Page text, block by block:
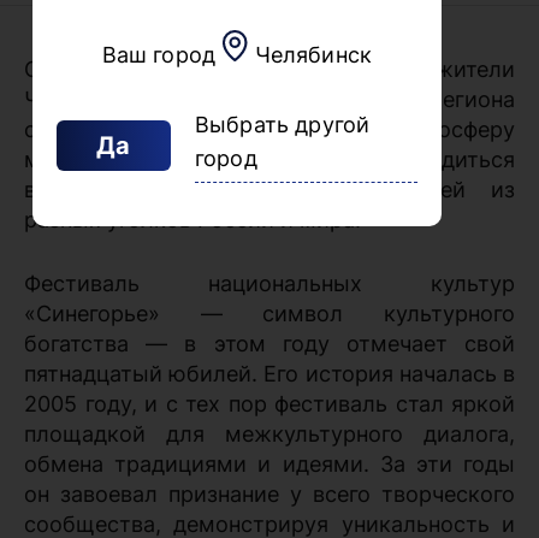
Ваш город Челябинск
Да
Выбрать другой
город
С 30 октября по 4 ноября жители
Челябинской области и гости региона
смогут погрузиться в атмосферу
многообразия культур и насладиться
выступлениями народных ансамблей из
разных уголков России и мира.
Фестиваль национальных культур
«Синегорье» — символ культурного
богатства — в этом году отмечает свой
пятнадцатый юбилей. Его история началась в
2005 году, и с тех пор фестиваль стал яркой
площадкой для межкультурного диалога,
обмена традициями и идеями. За эти годы
он завоевал признание у всего творческого
сообщества, демонстрируя уникальность и